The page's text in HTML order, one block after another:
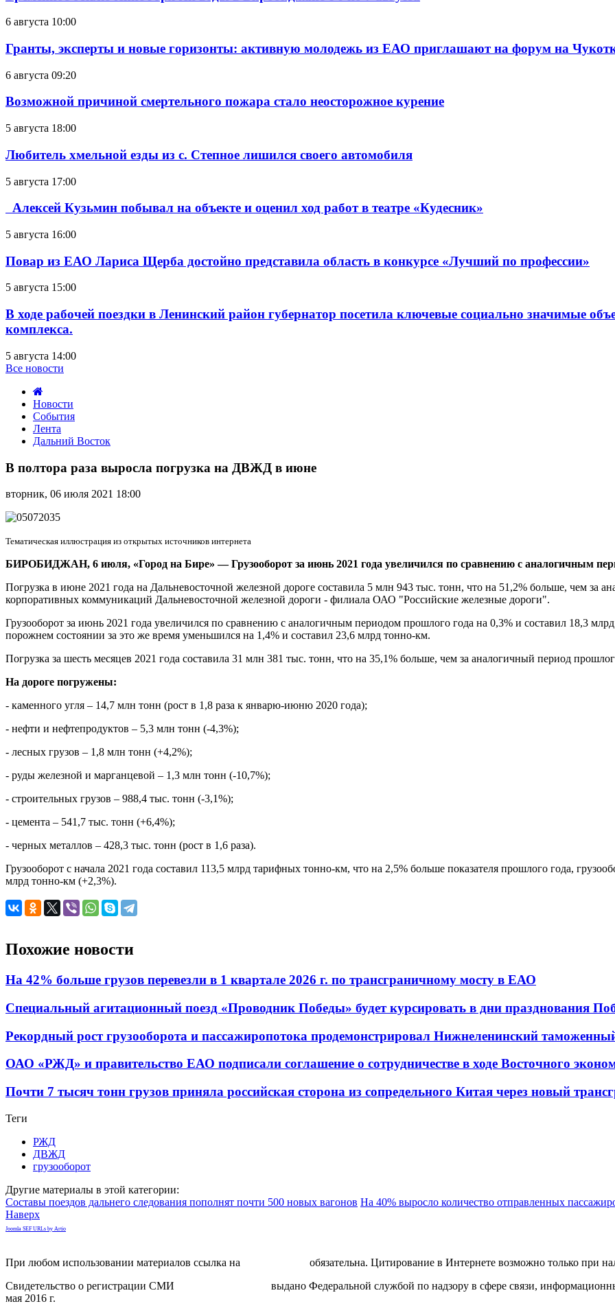
6 августа 10:00
Гранты, эксперты и новые горизонты: активную молодежь из ЕАО приглашают на форум на
6 августа 09:20
Возможной причиной смертельного пожара стало неосторожное курение
5 августа 18:00
Любитель хмельной езды из с. Степное лишился своего автомобиля
5 августа 17:00
Алексей Кузьмин побывал на объекте и оценил ход работ в театре «Кудесник»
5 августа 16:00
Повар из ЕАО Лариса Щерба достойно представила область в конкурсе «Лучший по профессии»
5 августа 15:00
В ходе рабочей поездки в Ленинский район губернатор посетила ключевые социально значимые
комплекса.
5 августа 14:00
Все новости
Новости
События
Лента
Дальний Восток
полтора
выросла
погрузка
на
в
В полтора раза выросла погрузка на ДВЖД в июне
вторник, 06 июля 2021 18:00
Тематическая иллюстрация из открытых источников интернета
БИРОБИДЖАН, 6 июля, «Город на Бире» —Грузооборот за июнь 2021 года увеличился по сравнению с аналогичным
Погрузка в июне 2021 года на Дальневосточной железной дороге составила 5 млн 943 тыс. тонн, что на 51,2% больше, чем за
корпоративных коммуникаций Дальневосточной железной дороги - филиала ОАО "Российские железные дороги".
Грузооборот за июнь 2021 года увеличился по сравнению с аналогичным периодом прошлого года на 0,3% и составил 18,3
порожнем состоянии за это же время уменьшился на 1,4% и составил 23,6 млрд тонно-км.
Погрузка за шесть месяцев 2021 года составила 31 млн 381 тыс. тонн, что на 35,1% больше, чем за аналогичный период
На дороге погружены:
- каменного угля – 14,7 млн тонн (рост в 1,8 раза к январю-июню 2020 года);
- нефти и нефтепродуктов – 5,3 млн тонн (-4,3%);
- лесных грузов – 1,8 млн тонн (+4,2%);
- руды железной и марганцевой – 1,3 млн тонн (-10,7%);
- строительных грузов – 988,4 тыс. тонн (-3,1%);
- цемента – 541,7 тыс. тонн (+6,4%);
- черных металлов – 428,3 тыс. тонн (рост в 1,6 раза).
Грузооборот с начала 2021 года составил 113,5 млрд тарифных тонно-км, что на 2,5% больше показателя прошлого года,
млрд тонно-км (+2,3%).
Похожие новости
На 42% больше грузов перевезли в 1 квартале 2026 г. по трансграничному мосту в ЕАО
Специальный агитационный поезд «Проводник Победы» будет курсировать в дни празднования
Рекордный рост грузооборота и пассажиропотока продемонстрировал Нижнеленинский
ОАО «РЖД» и правительство ЕАО подписали соглашение о сотрудничестве в ходе Восточного
Почти 7 тысяч тонн грузов приняла российская сторона из сопредельного Китая через новый
Теги
РЖД
ДВЖД
грузооборот
Другие материалы в этой категории:
Составы поездов дальнего следования пополнят почти 500 новых вагонов На 40% выросло количество отправленных
Наверх
Joomla SEF URLs by Artio
При любом использовании материалов ссылка на
обязательна. Цитирование в Интернете возможно только при
Свидетельство о регистрации СМИ
выдано Федеральной службой по надзору в сфере связи,
мая 2016 г.